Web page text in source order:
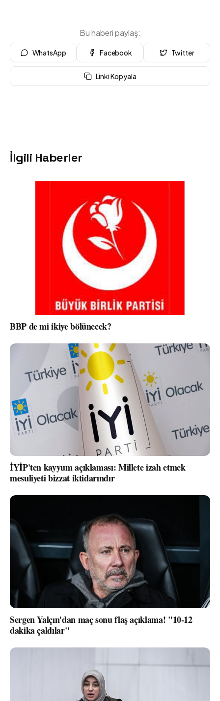
Bu haberi paylaş:
WhatsApp Facebook Twitter
Linki Kopyala
İlgili Haberler
BBP de mi ikiye bölünecek?
İYİP'ten kayyum açıklaması: Millete izah etmek
mesuliyeti bizzat iktidarındır
Sergen Yalçın'dan maç sonu flaş açıklama! "10-12
dakika çaldılar"